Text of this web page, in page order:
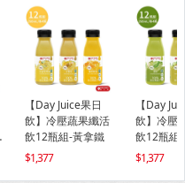
【Day Juice果日
飲】冷壓蔬果纖活
飲12瓶組-黃拿鐵
1,377
【Day
飲】冷壓
飲12瓶組
1,377